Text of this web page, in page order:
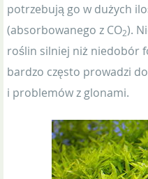
potrzebują go w dużych
(absorbowanego z CO2).
roślin silniej niż niedobór
bardzo często prowadzi
i problemów z glonami.